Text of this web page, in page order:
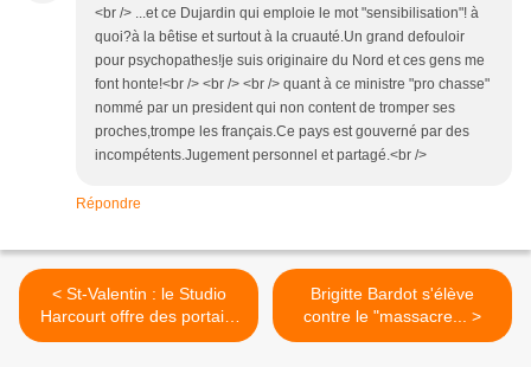
<br /> ...et ce Dujardin qui emploie le mot "sensibilisation"! à
quoi?à la bêtise et surtout à la cruauté.Un grand defouloir
pour psychopathes!je suis originaire du Nord et ces gens me
font honte!<br /> <br /> <br /> quant à ce ministre "pro chasse"
nommé par un president qui non content de tromper ses
proches,trompe les français.Ce pays est gouverné par des
incompétents.Jugement personnel et partagé.<br />
Répondre
< St-Valentin : le Studio
Harcourt offre des portaits
dans le métro parisien
Brigitte Bardot s'élève
contre le "massacre... >